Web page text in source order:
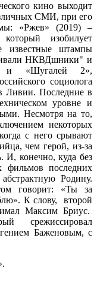
кино выходит
СМИ, при его
«Ржев» (2019) –
изобилует
известные штампы
НКВДшники" и
и «Шугалей 2»,
социолога
Ливии. Последние в
уровне и
Несмотря на то,
некоторых
с него срывают
чем герой, из-за
И, конечно, куда без
фильмов последних
Родину.
говорит: «Ты за
К слову, второй
Максим Бриус.
срежиссировал
Баженовым, с